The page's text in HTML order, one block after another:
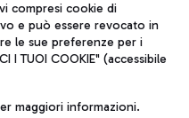
di Roma 13032990155 P.
1 - 00054 Fiumicino (RM)
legali
compresi cookie di
e può essere revocato in
le sue preferenze per i
I TUOI COOKIE" (accessibile
maggiori informazioni.